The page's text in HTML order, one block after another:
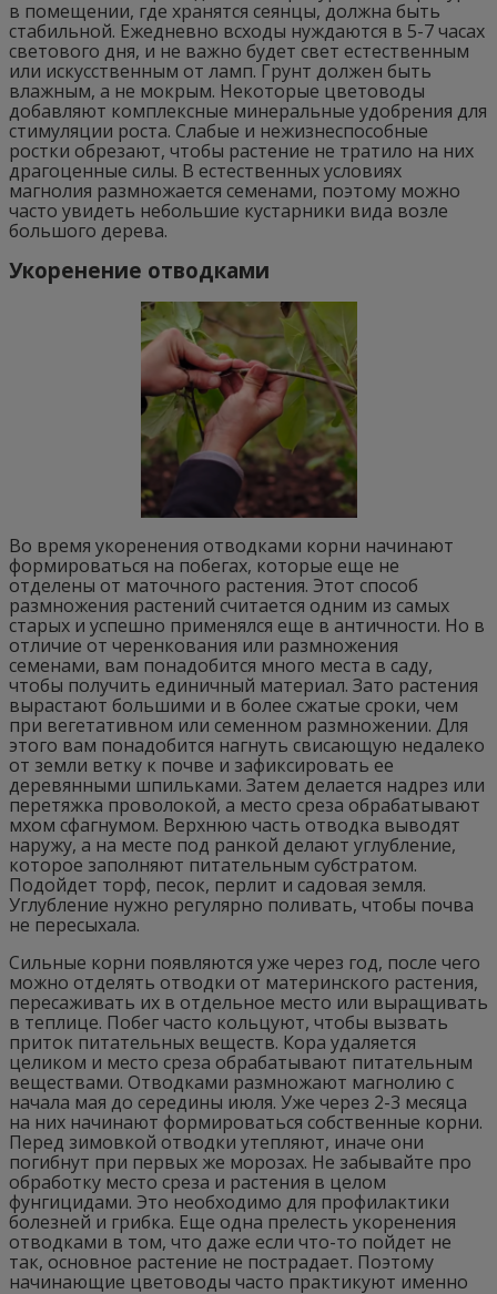
в помещении, где хранятся сеянцы, должна быть
стабильной. Ежедневно всходы нуждаются в 5-7 часах
светового дня, и не важно будет свет естественным
или искусственным от ламп. Грунт должен быть
влажным, а не мокрым. Некоторые цветоводы
добавляют комплексные минеральные удобрения для
стимуляции роста. Слабые и нежизнеспособные
ростки обрезают, чтобы растение не тратило на них
драгоценные силы. В естественных условиях
магнолия размножается семенами, поэтому можно
часто увидеть небольшие кустарники вида возле
большого дерева.
Укоренение отводками
Во время укоренения отводками корни начинают
формироваться на побегах, которые еще не
отделены от маточного растения. Этот способ
размножения растений считается одним из самых
старых и успешно применялся еще в античности. Но в
отличие от черенкования или размножения
семенами, вам понадобится много места в саду,
чтобы получить единичный материал. Зато растения
вырастают большими и в более сжатые сроки, чем
при вегетативном или семенном размножении. Для
этого вам понадобится нагнуть свисающую недалеко
от земли ветку к почве и зафиксировать ее
деревянными шпильками. Затем делается надрез или
перетяжка проволокой, а место среза обрабатывают
мхом сфагнумом. Верхнюю часть отводка выводят
наружу, а на месте под ранкой делают углубление,
которое заполняют питательным субстратом.
Подойдет торф, песок, перлит и садовая земля.
Углубление нужно регулярно поливать, чтобы почва
не пересыхала.
Сильные корни появляются уже через год, после чего
можно отделять отводки от материнского растения,
пересаживать их в отдельное место или выращивать
в теплице. Побег часто кольцуют, чтобы вызвать
приток питательных веществ. Кора удаляется
целиком и место среза обрабатывают питательным
веществами. Отводками размножают магнолию с
начала мая до середины июля. Уже через 2-3 месяца
на них начинают формироваться собственные корни.
Перед зимовкой отводки утепляют, иначе они
погибнут при первых же морозах. Не забывайте про
обработку место среза и растения в целом
фунгицидами. Это необходимо для профилактики
болезней и грибка. Еще одна прелесть укоренения
отводками в том, что даже если что-то пойдет не
так, основное растение не пострадает. Поэтому
начинающие цветоводы часто практикуют именно